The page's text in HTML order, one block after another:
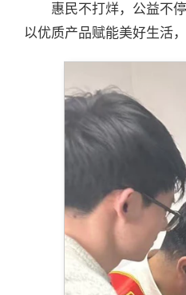
惠民不打烊，公益不
以优质产品赋能美好生活